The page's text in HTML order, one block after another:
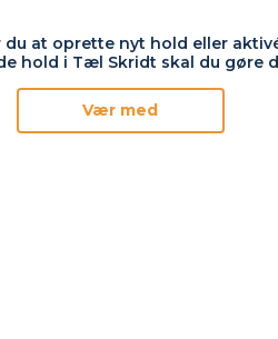
du at oprette nyt hold eller
hold i Tæl Skridt skal du gøre
Vær med